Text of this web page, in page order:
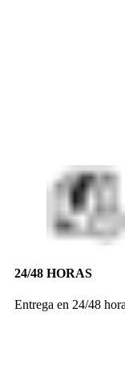
24/48 HORAS
Entrega en 24/48